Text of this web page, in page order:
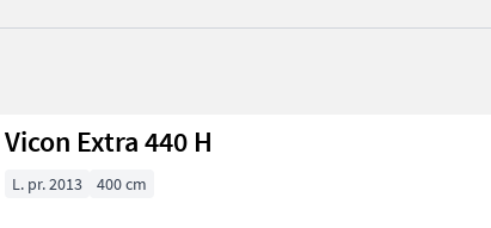
Vicon Extra 440 H
L. pr. 2013 400 cm